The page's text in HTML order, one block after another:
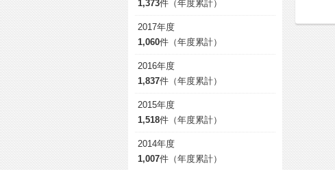
1,373件（年度累計）
2017年度
1,060件（年度累計）
2016年度
1,837件（年度累計）
2015年度
1,518件（年度累計）
2014年度
1,007件（年度累計）